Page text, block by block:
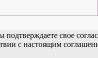
свое
с настоящим